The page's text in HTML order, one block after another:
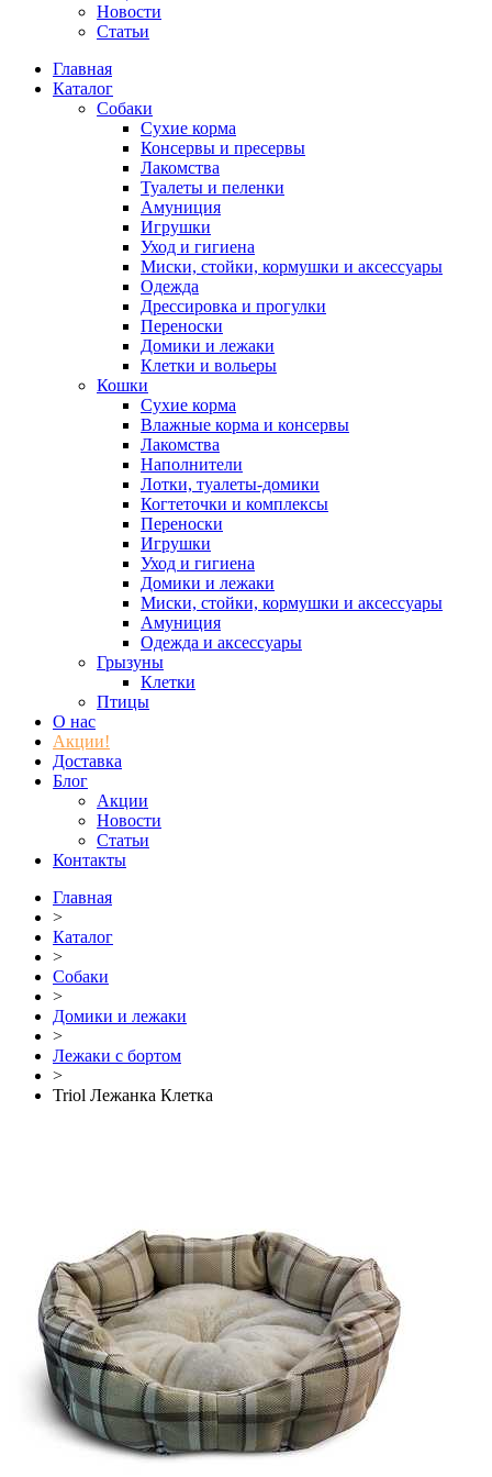
Новости
Статьи
Главная
Каталог
Собаки
Сухие корма
Консервы и пресервы
Лакомства
Туалеты и пеленки
Амуниция
Игрушки
Уход и гигиена
Миски, стойки, кормушки и аксессуары
Одежда
Дрессировка и прогулки
Переноски
Домики и лежаки
Клетки и вольеры
Кошки
Сухие корма
Влажные корма и консервы
Лакомства
Наполнители
Лотки, туалеты-домики
Когтеточки и комплексы
Переноски
Игрушки
Уход и гигиена
Домики и лежаки
Миски, стойки, кормушки и аксессуары
Амуниция
Одежда и аксессуары
Грызуны
Клетки
Птицы
О нас
Акции!
Доставка
Блог
Акции
Новости
Статьи
Контакты
Главная
>
Каталог
>
Собаки
>
Домики и лежаки
>
Лежаки с бортом
>
Triol Лежанка Клетка